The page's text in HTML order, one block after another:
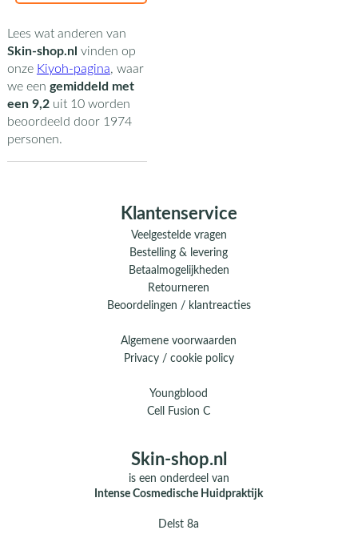
Lees wat anderen van
Skin-shop.nl vinden op
onze Kiyoh-pagina, waar
we een gemiddeld met
een 9,2uit 10worden
beoordeeld door 1974
personen.
Klantenservice
Veelgestelde vragen
Bestelling & levering
Betaalmogelijkheden
Retourneren
Beoordelingen / klantreacties
Algemene voorwaarden
Privacy / cookie policy
Youngblood
Cell Fusion C
Skin-shop.nl
is een onderdeel van
Intense Cosmedische Huidpraktijk
Delst 8a